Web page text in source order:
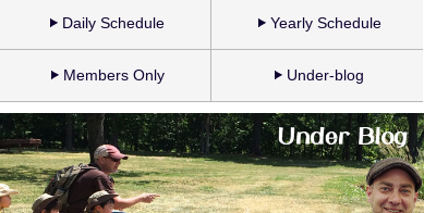
Daily Schedule Yearly Schedule
Members Only Under-blog